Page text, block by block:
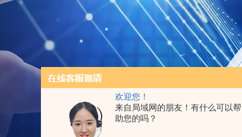
欢迎您！
来自局域网的朋友！有什么可以帮
助您的吗？